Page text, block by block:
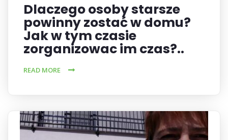
Dlaczego osoby starsze
powinny zostać w domu?
Jak w tym czasie
zorganizowac im czas?..
READ MORE